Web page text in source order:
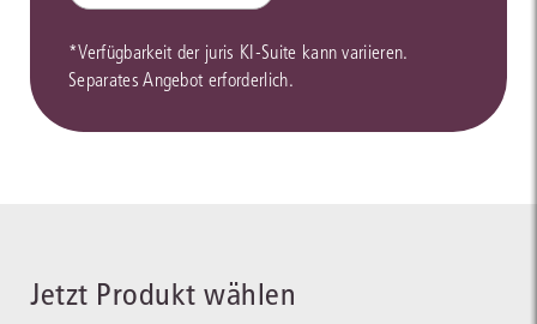
*Verfügbarkeit der juris KI-Suite kann variieren.
Separates Angebot erforderlich.
Jetzt Produkt wählen